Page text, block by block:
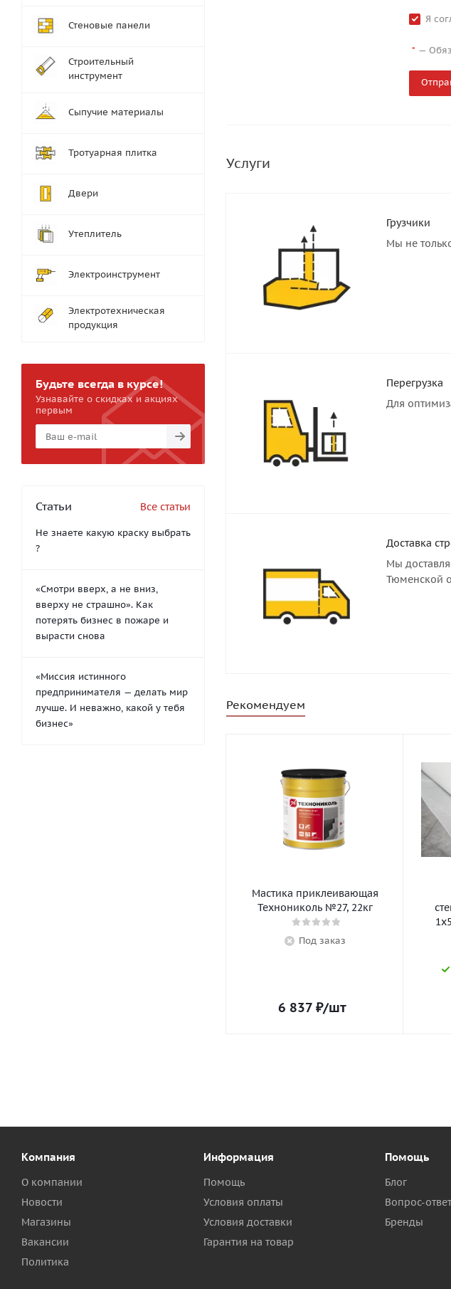
Я
* —
Услуги
Грузчики
Мы не
Перегрузка
Для
Доставка
Мы
Тюменской
Рекомендуем
Мастика приклеивающая
Технониколь №27, 22кг
Под заказ
6 837 ₽/шт
Стеновые панели
Строительный
инструмент
Сыпучие материалы
Тротуарная плитка
Двери
Утеплитель
Электроинструмент
Электротехническая
продукция
Будьте всегда в курсе!
Узнавайте о скидках и акциях
первым
Статьи Все статьи
Не знаете какую краску выбрать
?
«Смотри вверх, а не вниз,
вверху не страшно». Как
потерять бизнес в пожаре и
вырасти снова
«Миссия истинного
предпринимателя — делать мир
лучше. И неважно, какой у тебя
бизнес»
Компания
О компании
Новости
Магазины
Вакансии
Политика
Информация
Помощь
Условия оплаты
Условия доставки
Гарантия на товар
Помощь
Блог
Вопрос-ответ
Бренды